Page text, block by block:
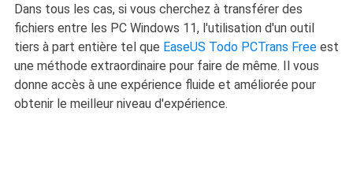
Dans tous les cas, si vous cherchez à transférer des
fichiers entre les PC Windows 11, l'utilisation d'un outil
tiers à part entière tel que EaseUS Todo PCTrans Freeest
une méthode extraordinaire pour faire de même. Il vous
donne accès à une expérience fluide et améliorée pour
obtenir le meilleur niveau d'expérience.